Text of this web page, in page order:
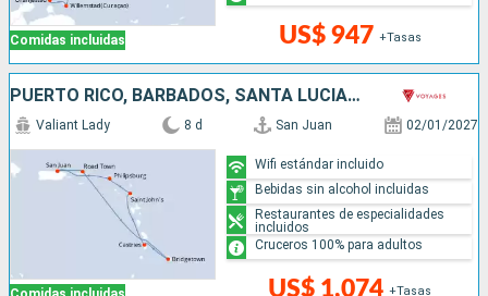
Comidas incluidas US$ 947 +Tasas
PUERTO RICO, BARBADOS, SANTA LUCIA, ANTIGUA Y BARBUDA, SAN MARTÍN
Valiant Lady 8 d San Juan 02/01/2027
US$ 1,074 +Tasas
Wifi estándar incluido
Bebidas sin alcohol incluidas
Restaurantes de especialidades
incluidos
Cruceros 100% para adultos